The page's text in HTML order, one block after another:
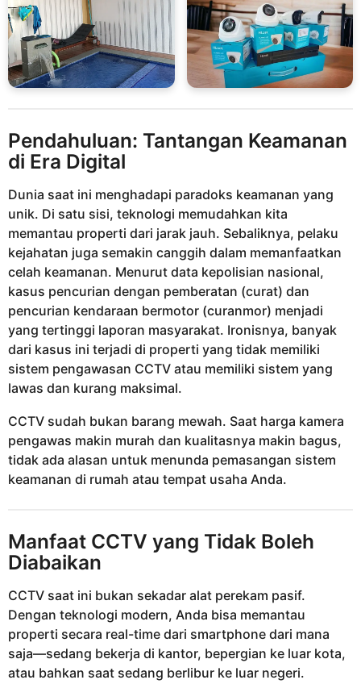
Pendahuluan: Tantangan Keamanan
di Era Digital
Dunia saat ini menghadapi paradoks keamanan yang
unik. Di satu sisi, teknologi memudahkan kita
memantau properti dari jarak jauh. Sebaliknya, pelaku
kejahatan juga semakin canggih dalam memanfaatkan
celah keamanan. Menurut data kepolisian nasional,
kasus pencurian dengan pemberatan (curat) dan
pencurian kendaraan bermotor (curanmor) menjadi
yang tertinggi laporan masyarakat. Ironisnya, banyak
dari kasus ini terjadi di properti yang tidak memiliki
sistem pengawasan CCTV atau memiliki sistem yang
lawas dan kurang maksimal.
CCTV sudah bukan barang mewah. Saat harga kamera
pengawas makin murah dan kualitasnya makin bagus,
tidak ada alasan untuk menunda pemasangan sistem
keamanan di rumah atau tempat usaha Anda.
Manfaat CCTV yang Tidak Boleh
Diabaikan
CCTV saat ini bukan sekadar alat perekam pasif.
Dengan teknologi modern, Anda bisa memantau
properti secara real-time dari smartphone dari mana
saja—sedang bekerja di kantor, bepergian ke luar kota,
atau bahkan saat sedang berlibur ke luar negeri.